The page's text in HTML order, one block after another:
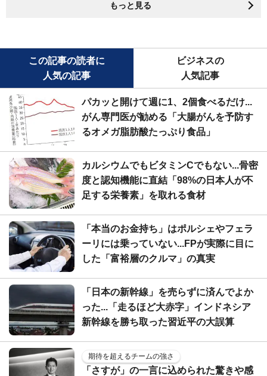
もっと見る
この記事の読者に
人気の記事
ビジネスの
人気記事
パカッと開けて週に1、2個食べるだけ...
がん専門医が勧める「大腸がんを予防す
るオメガ脂肪酸たっぷり食品」
カルシウムでもビタミンCでもない...骨密
度と認知機能に直結「98%の日本人が不
足する栄養素」を取れる食材
「本当のお金持ち」はポルシェやフェラ
ーリには乗っていない...FPが実際に目に
した「富裕層のクルマ」の真実
「日本の新幹線」を売らずに済んでよか
った...「走るほど大赤字」インドネシア
新幹線を勝ち取った習近平の大誤算
期待を超えるチームの強さ
「さすが」の一言に込められた驚きや感